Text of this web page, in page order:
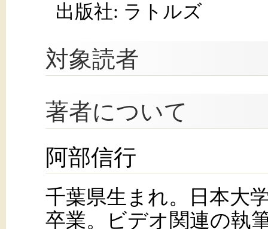
出版社: ラトルズ
対象読者
著者について
阿部信行
千葉県生まれ。日本大
卒業。ビデオ関連の執